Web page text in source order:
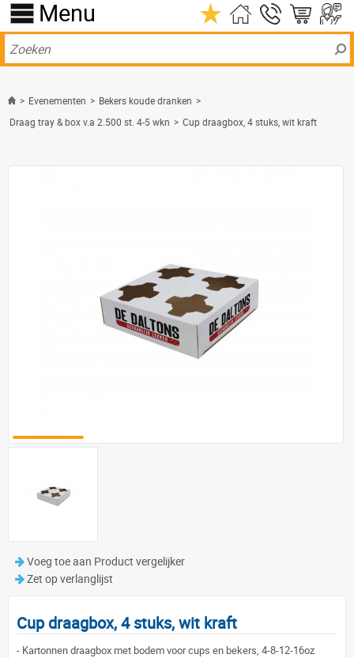
Menu
> Evenementen > Bekers koude dranken >
Draag tray & box v.a 2.500 st. 4-5 wkn > Cup draagbox, 4 stuks, wit kraft
Voeg toe aan Product vergelijker
Zet op verlanglijst
Cup draagbox, 4 stuks, wit kraft
- Kartonnen draagbox met bodem voor cups en bekers, 4-8-12-16oz